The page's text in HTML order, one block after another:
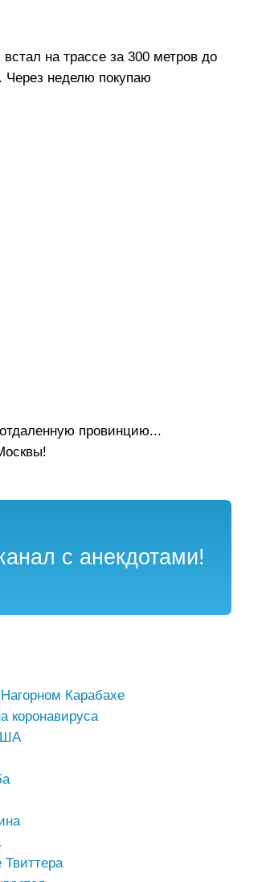
на трассе за 300 метров до
Через неделю покупаю
провинцию...
с анекдотами!
Карабахе
коронавируса